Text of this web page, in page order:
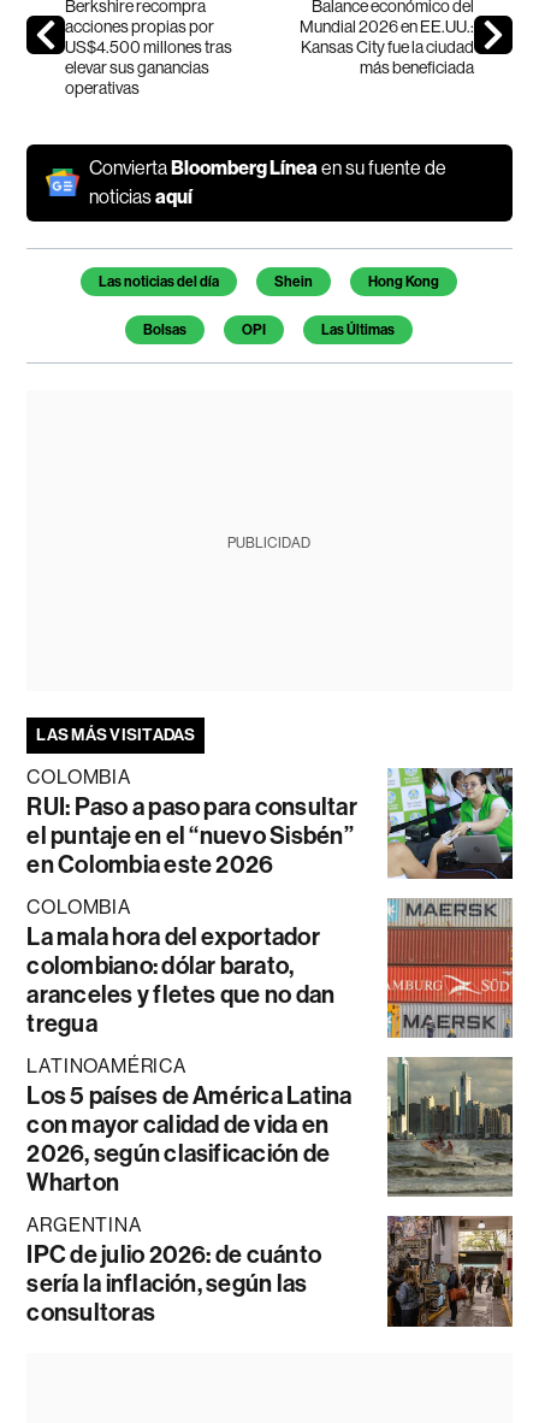
Berkshire recompra
acciones propias por
US$4.500 millones tras
elevar sus ganancias
operativas
Balance económico del
Mundial 2026 en EE.UU.:
Kansas City fue la ciudad
más beneficiada
ConviertaBloomberg Línea en su fuente de
noticiasaquí
Temas de este artículo
Las noticias del día Shein Hong Kong
Bolsas OPI Las Últimas
PUBLICIDAD
LAS MÁS VISITADAS
COLOMBIA
RUI: Paso a paso para consultar
el puntaje en el “nuevo Sisbén”
en Colombia este 2026
COLOMBIA
La mala hora del exportador
colombiano: dólar barato,
aranceles y fletes que no dan
tregua
LATINOAMÉRICA
Los 5 países de América Latina
con mayor calidad de vida en
2026, según clasificación de
Wharton
ARGENTINA
IPC de julio 2026: de cuánto
sería la inflación, según las
consultoras